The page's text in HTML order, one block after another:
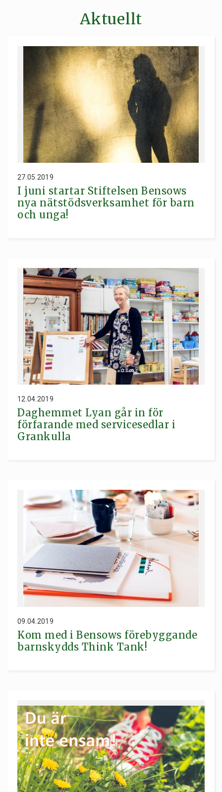
Aktuellt
I juni startar Stiftelsen Bensows
nya nätstödsverksamhet för barn
och unga!
27.05.2019
Daghemmet Lyan går in för
förfarande med servicesedlar i
Grankulla
12.04.2019
Kom med i Bensows förebyggande
barnskydds Think Tank!
09.04.2019